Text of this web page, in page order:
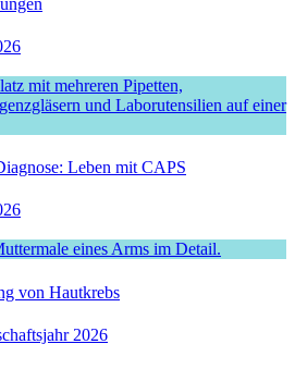
Leben mit CAPS
von Hautkrebs
2026